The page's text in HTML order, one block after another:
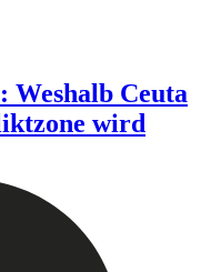
Weshalb Ceuta
wird